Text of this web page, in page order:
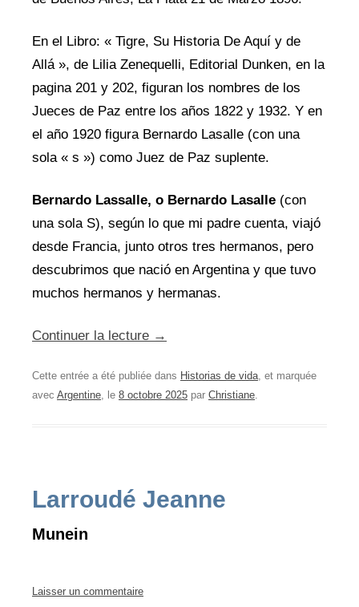
En el Libro: « Tigre, Su Historia De Aquí y de
Allá », de Lilia Zenequelli, Editorial Dunken, en la
pagina 201 y 202, figuran los nombres de los
Jueces de Paz entre los años 1822 y 1932. Y en
el año 1920 figura Bernardo Lasalle (con una
sola « s ») como Juez de Paz suplente.
Bernardo Lassalle, o Bernardo Lasalle (con
una sola S), según lo que mi padre cuenta, viajó
desde Francia, junto otros tres hermanos, pero
descubrimos que nació en Argentina y que tuvo
muchos hermanos y hermanas.
Continuer la lecture →
Cette entrée a été publiée dans Historias de vida, et marquée
avec Argentine, le 8 octobre 2025 par Christiane.
Larroudé Jeanne
Munein
Laisser un commentaire